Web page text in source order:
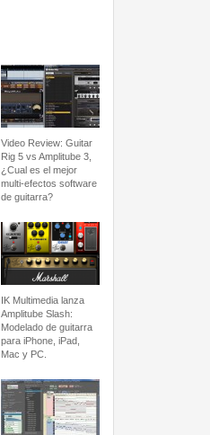
Video Review: Guitar
Rig 5 vs Amplitube 3,
¿Cual es el mejor
multi-efectos software
de guitarra?
IK Multimedia lanza
Amplitube Slash:
Modelado de guitarra
para iPhone, iPad,
Mac y PC.